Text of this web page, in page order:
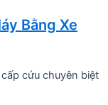
Bằng Xe
cứu chuyên biệt